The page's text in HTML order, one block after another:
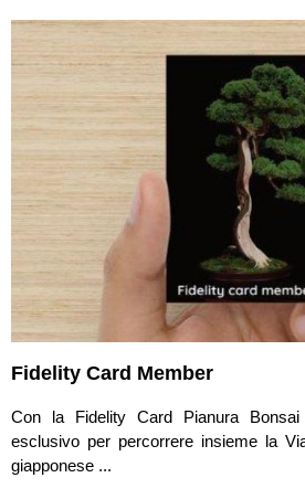
Fidelity Card Member
Con la Fidelity Card Pianura
esclusivo per percorrere insieme la
giapponese ...